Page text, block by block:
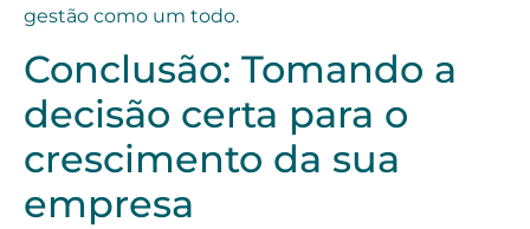
gestão como um todo.
Conclusão: Tomando a
decisão certa para o
crescimento da sua
empresa